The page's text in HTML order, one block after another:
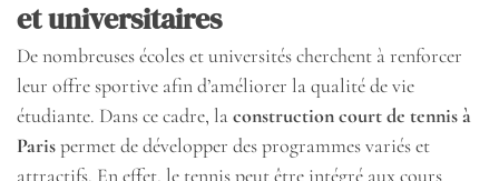
et universitaires
De nombreuses écoles et universités cherchent à renforcer
leur offre sportive afin d’améliorer la qualité de vie
étudiante. Dans ce cadre, laconstruction court de tennis à
Parispermet de développer des programmes variés et
attractifs. En effet, le tennis peut être intégré aux cours